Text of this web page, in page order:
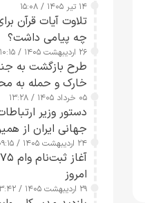
۱۴ تیر ۱۴۰۵ / ۱۵:۰۸
تلاوت آیات قرآن
چه پیامی داشت؟
۲۶ اردیبهشت ۱۴۰۵ / ۱۰:۱۵
طرح‌ بازگشت به
خارک و حمله به
۰۵ خرداد ۱۴۰۵ / ۱۳:۲۸
دستور وزیر
جهانی ایران از
تا ۲۴ ساعت آینده
۲۴ اردیبهشت ۱۴۰۵ / ۰۹:۱۵
امروز
۲۹ اردیبهشت ۱۴۰۵ / ۱۳:۴۲